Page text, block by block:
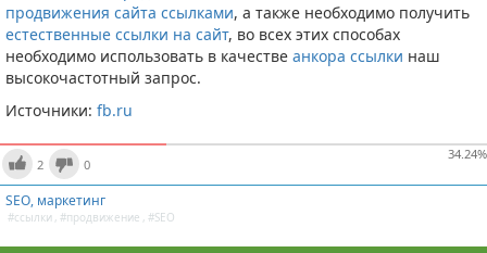
продвижения сайта ссылками, а также необходимо получить
естественные ссылки на сайт, во всех этих способах
необходимо использовать в качестве анкора ссылки наш
высокочастотный запрос.
Источники: fb.ru
34.24%
2 0
SEO, маркетинг
#ссылки , #продвижение , #SEO